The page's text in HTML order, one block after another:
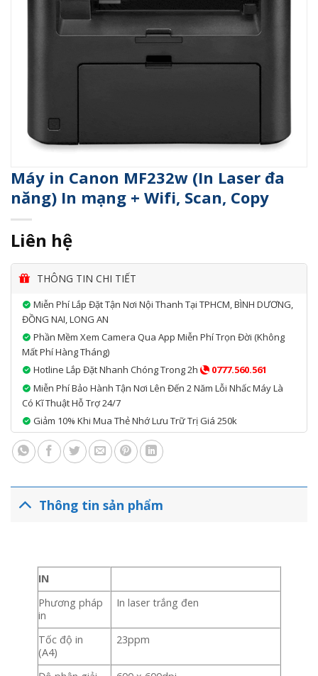
Máy in Canon MF232w (In Laser đa
năng) In mạng + Wifi, Scan, Copy
Liên hệ
THÔNG TIN CHI TIẾT
Miễn Phí Lắp Đặt Tận Nơi Nội Thanh Tại TPHCM, BÌNH DƯƠNG,
ĐỒNG NAI, LONG AN
Phần Mềm Xem Camera Qua App Miễn Phí Trọn Đời (không
Mất Phí Hàng Tháng)
Hotline Lắp Đặt Nhanh Chóng Trong 2h
0777.560.561
Miễn Phí Bảo Hành Tận Nơi Lên Đến 2 Năm Lỗi Nhấc Máy Là
Có Kĩ Thuật Hỗ Trợ 24/7
Giảm 10% Khi Mua Thẻ Nhớ Lưu Trữ Trị Giá 250k
Thông tin sản phẩm
IN
Phương pháp
in
In laser trắng đen
Tốc độ in
(A4)
23ppm